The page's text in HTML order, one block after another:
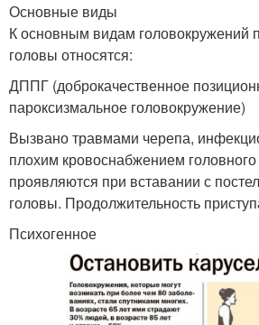
Основные виды
К основным видам головокружений
головы относятся:
ДППГ (доброкачественное
пароксизмальное головокружение)
Вызвано травмами черепа,
плохим кровоснабжением
проявляются при вставании с
головы. Продолжительность
Психогенное